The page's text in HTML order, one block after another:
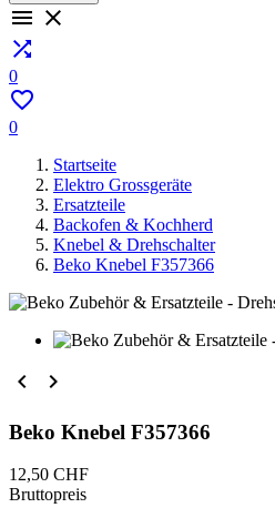
 

0

0
Startseite
Elektro Grossgeräte
Ersatzteile
Backofen & Kochherd
Knebel & Drehschalter
Beko Knebel F357366
 
Beko Knebel F357366
12,50 CHF
Bruttopreis